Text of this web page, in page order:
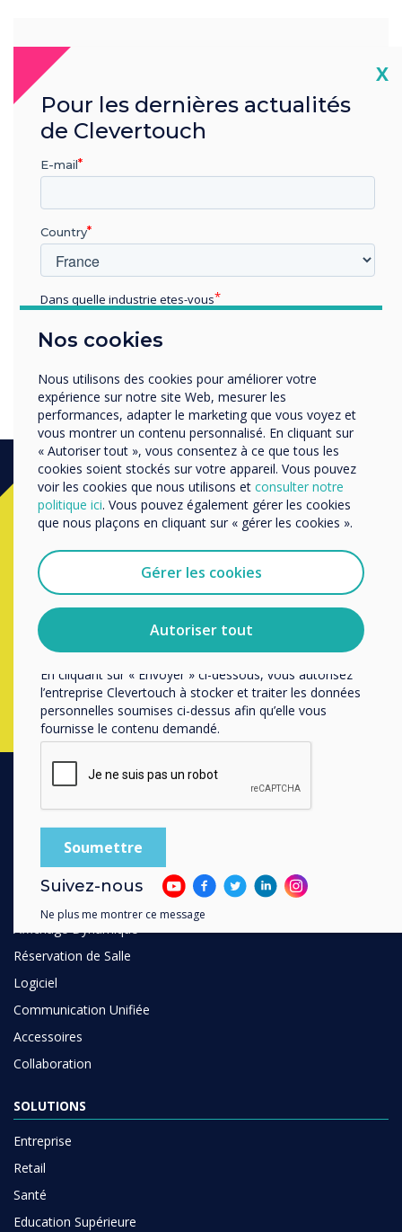
“
This ecosystem of products
can work together and be
managed from one central
free of charge cloud-based
account
Prêt à acheter?
Contactez unexpertClevertouch en
completant le formulaire ci-dessous
PRODUITS
Ecosystème Digital
Ecrans Interactifs
Affichage Dynamique
Réservation de Salle
Logiciel
Communication Unifiée
Accessoires
Collaboration
SOLUTIONS
Entreprise
Retail
Santé
Education Supérieure
Nos cookies
Nous utilisons des cookies pour améliorer votre
expérience sur notre site Web, mesurer les
performances, adapter le marketing que vous voyez et
vous montrer un contenu personnalisé. En cliquant sur
« Autoriser tout », vous consentez à ce que tous les
cookies soient stockés sur votre appareil. Vous pouvez
voir les cookies que nous utilisons et consulter notre
politique ici. Vous pouvez également gérer les cookies
que nous plaçons en cliquant sur « gérer les cookies ».
Gérer les cookies
Autoriser tout
X
Pour les dernières actualités
de Clevertouch
E-mail
Country
Dans quelle industrie etes-vous
Enterprise
Organisation Name
Nous aimerions vous contacter au sujet de nos produits
et services par e-mail, téléphone ou courrier.
J'accepte de recevoir des communications de
Clevertouch.
Vous pouvez vous désabonner de ces communications à
tout moment. Consultez notre Politique de confidentialité
pour en savoir plus sur nos modalités de
désabonnement, nos politiques de confidentialité et sur
notre engagement vis-à-vis de la protection et du respect
de la vie privée.
En cliquant sur « Envoyer » ci-dessous, vous autorisez
l’entreprise Clevertouch à stocker et traiter les données
personnelles soumises ci-dessus afin qu’elle vous
fournisse le contenu demandé.
Suivez-nous
Ne plus me montrer ce message